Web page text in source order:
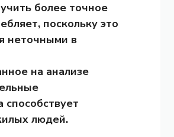
более точное
поскольку это
неточными в
на анализе
способствует
людей.